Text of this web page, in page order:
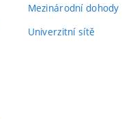
Mezinárodní dohody
Univerzitní sítě